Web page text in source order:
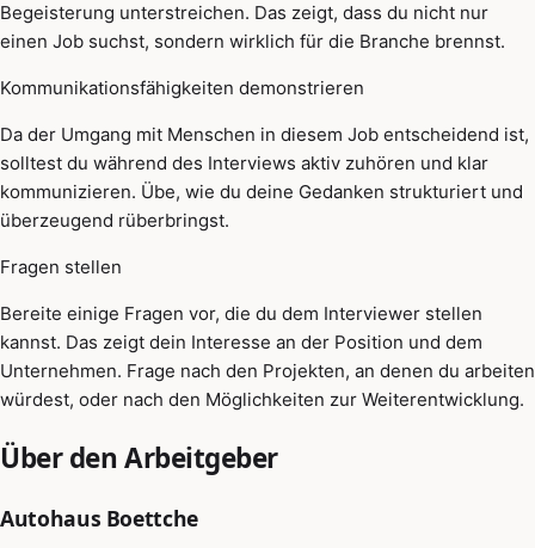
Begeisterung unterstreichen. Das zeigt, dass du nicht nur
einen Job suchst, sondern wirklich für die Branche brennst.
Kommunikationsfähigkeiten demonstrieren
Da der Umgang mit Menschen in diesem Job entscheidend ist,
solltest du während des Interviews aktiv zuhören und klar
kommunizieren. Übe, wie du deine Gedanken strukturiert und
überzeugend rüberbringst.
Fragen stellen
Bereite einige Fragen vor, die du dem Interviewer stellen
kannst. Das zeigt dein Interesse an der Position und dem
Unternehmen. Frage nach den Projekten, an denen du arbeiten
würdest, oder nach den Möglichkeiten zur Weiterentwicklung.
Über den Arbeitgeber
Autohaus Boettche